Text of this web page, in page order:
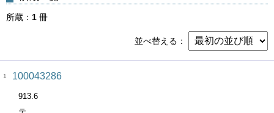
所蔵 1 冊
並べ替える
1 100043286
913.6